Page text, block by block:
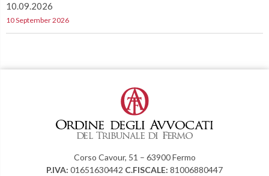
10.09.2026
10 September 2026
Corso Cavour, 51 – 63900 Fermo
P.IVA: 01651630442 C.FISCALE: 81006880447